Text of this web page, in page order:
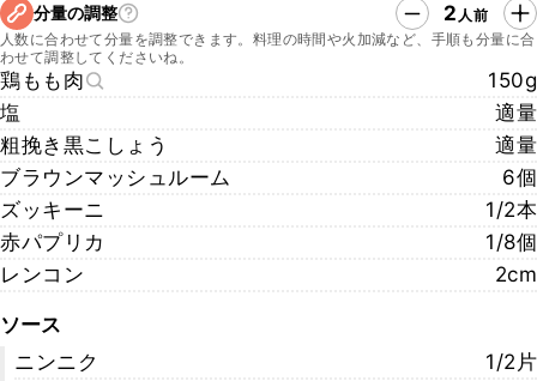
分量の調整 2 人前
人数に合わせて分量を調整できます。料理の時間や火加減など、手順も分量に合
わせて調整してくださいね。
鶏もも肉
150g
塩
適量
粗挽き黒こしょう
適量
ブラウンマッシュルーム
6個
ズッキーニ
1/2本
赤パプリカ
1/8個
レンコン
2cm
ソース
ニンニク
1/2片